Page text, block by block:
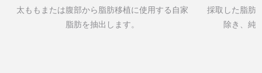
太ももまたは腹部から脂肪移植に使用する自家
脂肪を抽出します。
採取した脂肪
除き、純